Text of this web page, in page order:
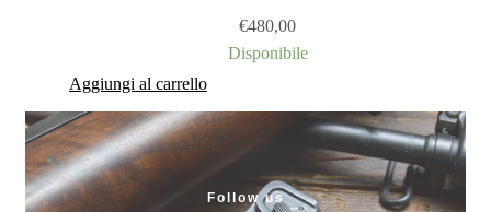
€480,00
Disponibile
Aggiungi al carrello
Follow us